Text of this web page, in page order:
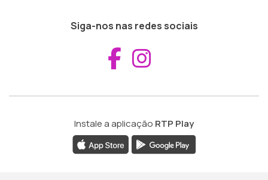
Siga-nos nas redes sociais
Aceder ao
Instale a aplicação RTP Play